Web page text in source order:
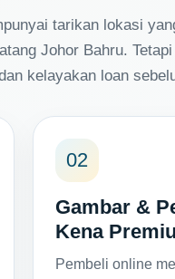
tarikan lokasi
Johor Bahru.
kelayakan loan
02
Gambar &
Kena
Pembeli online